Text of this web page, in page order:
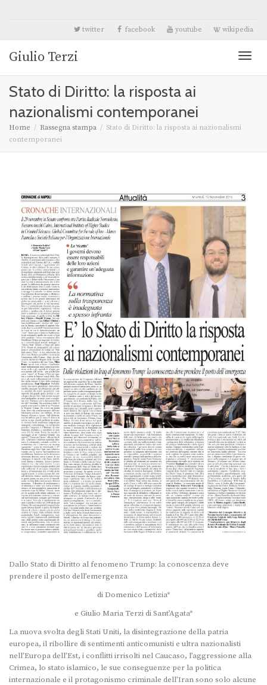
twitter facebook youtube wikipedia
Giulio Terzi
Stato di Diritto: la risposta ai
nazionalismi contemporanei
Home Rassegna stampa
Stato di Diritto: la risposta ai nazionalismi
contemporanei
Dallo Stato di Diritto al fenomeno Trump: la conoscenza deve
prendere il posto dell’emergenza
di Domenico Letizia*
e Giulio Maria Terzi di Sant’Agata*
La nuova svolta degli Stati Uniti, la disintegrazione della patria
europea, il ribollire di sentimenti anticomunisti e ultra nazionalisti
nell’Europa dell’Est, i conflitti irrisolti nel Caucaso, l’aggressione alla
Crimea, lo stato islamico, le sue conseguenze per la politica
internazionale e il protagonismo criminale dell’Iran sono solo alcune